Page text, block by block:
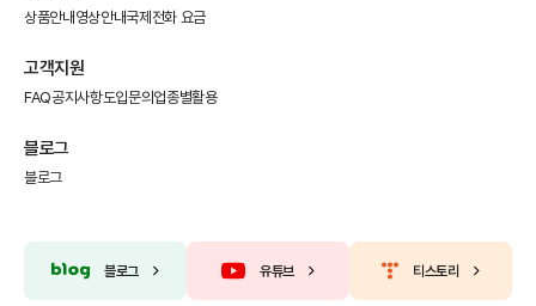
상품안내 영상안내국제전화 요금
고객지원
FAQ공지사항도입문의 업종별활용
블로그
블로그
블로그 유튜브 티스토리